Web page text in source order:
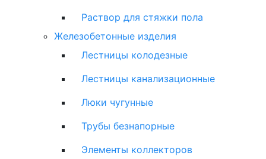
Раствор для стяжки пола
Железобетонные изделия
Лестницы колодезные
Лестницы канализационные
Люки чугунные
Трубы безнапорные
Элементы коллекторов